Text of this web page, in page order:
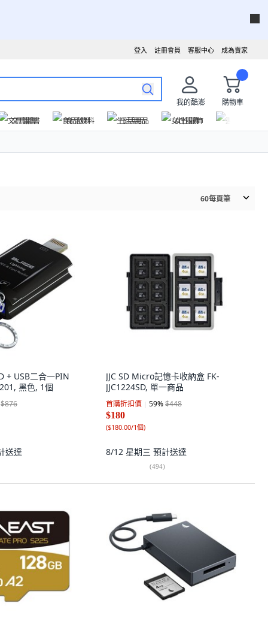
成為賣家
客服中心
註冊會員
登入
我的酷澎
購物車
文具圖書
食品飲料 生活用品 女性服飾
60每頁筆
+ USB二合一PIN
黑色, 1個
$876
送達
JJC SD Micro記憶卡收納盒 FK-
JJC1224SD, 單一商品
首購折扣價 59%$448
$180
($180.00/1個)
8/12 星期三 預計送達
(494)